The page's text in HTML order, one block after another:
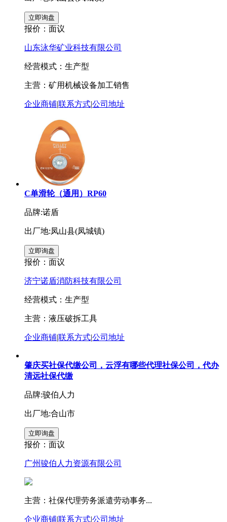
报价： 面议
山东泳华矿业科技有限公司
经营模式：生产型
主营：矿用机械设备加工销售
企业商铺|联系方式|公司地址
C单滑轮（通用）RP60
品牌:诺盾
出厂地:凤山县(凤城镇)
报价： 面议
济宁诺盾消防科技有限公司
经营模式：生产型
主营：液压破拆工具
企业商铺|联系方式|公司地址
肇庆买社保代缴公司，云浮有哪些代理社保公司，代办
清远社保代缴
品牌:骏伯人力
出厂地:合山市
报价： 面议
广州骏伯人力资源有限公司
主营：社保代理劳务派遣劳动事务...
企业商铺|联系方式|公司地址